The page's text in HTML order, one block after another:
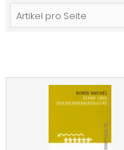
Artikel pro Seite